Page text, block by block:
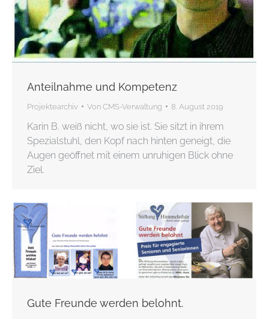
Anteilnahme und Kompetenz
Projektearchiv Von CMS-Verwaltung 8. August 2019
Karin B. weiß nicht, wo sie ist. Sie sitzt in ihrem
Spezialstuhl, den Kopf nach hinten geneigt, die
Augen geöffnet mit ei­nem unruhigen Blick ohne
Ziel.
Gute Freunde werden belohnt.